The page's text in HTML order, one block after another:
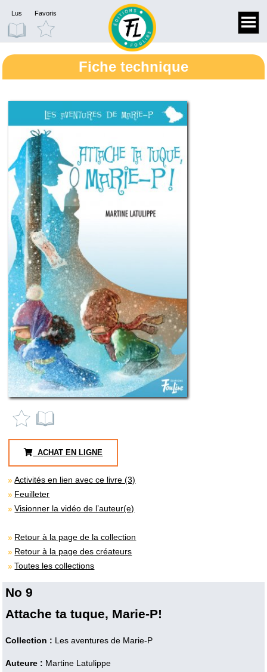
Lus Favoris
Fiche technique
ACHAT EN LIGNE
Activités en lien avec ce livre (3)
Feuilleter
Visionner la vidéo de l’auteur(e)
Retour à la page de la collection
Retour à la page des créateurs
Toutes les collections
No 9
Attache ta tuque, Marie-P!
Collection : Les aventures de Marie-P
Auteure : Martine Latulippe